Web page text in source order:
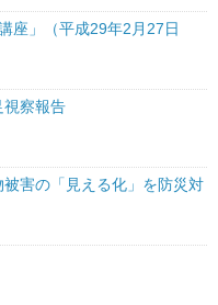
座」（平成29年2月27日
察報告
害の「見える化」を防災対